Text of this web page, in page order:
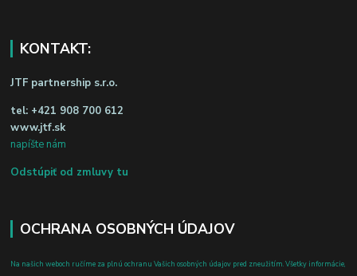
KONTAKT:
JTF partnership s.r.o.
tel: +421 908 700 612
www.jtf.sk
napíšte nám
Odstúpiť od zmluvy tu
OCHRANA OSOBNÝCH ÚDAJOV
Na našich weboch ručíme za plnú ochranu Vašich osobných údajov pred zneužitím. Všetky informácie,